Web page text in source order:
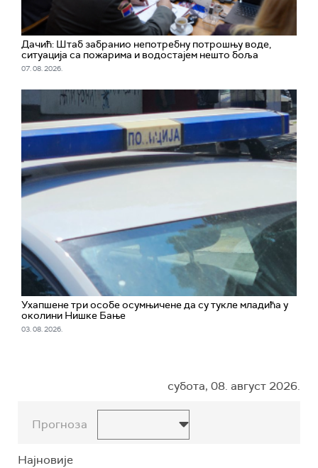
Дачић: Штаб забранио непотребну потрошњу воде,
ситуација са пожарима и водостајем нешто боља
07. 08. 2026.
Ухапшенe три особе осумњичене да су тукле младића у
околини Нишке Бање
03. 08. 2026.
субота, 08. август 2026.
Прогноза
Најновије